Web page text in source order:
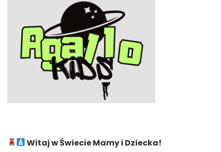
Witaj w Świecie Mamy i Dziecka!